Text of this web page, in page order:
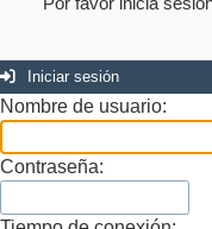
Iniciar sesión
Nombre de usuario:
Contraseña: